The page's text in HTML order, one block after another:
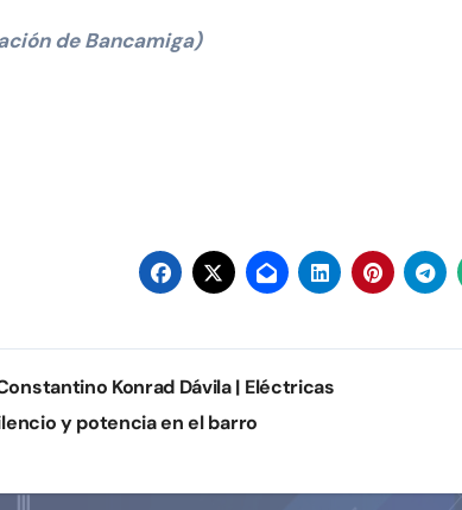
de Bancamiga)
Konrad Dávila | Eléctricas
y potencia en el barro